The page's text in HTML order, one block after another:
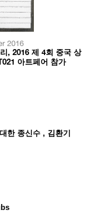
2016
, 2016 제 4회 중국 상
아트페어 참가
한 종신수 , 김환기